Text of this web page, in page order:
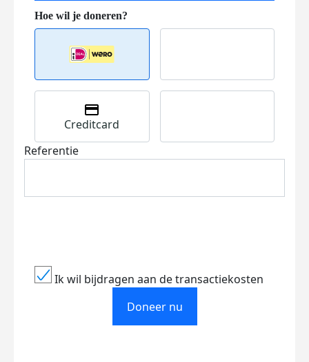
Creditcard
Referentie
Ik wil bijdragen aan de transactiekosten
Doneer nu